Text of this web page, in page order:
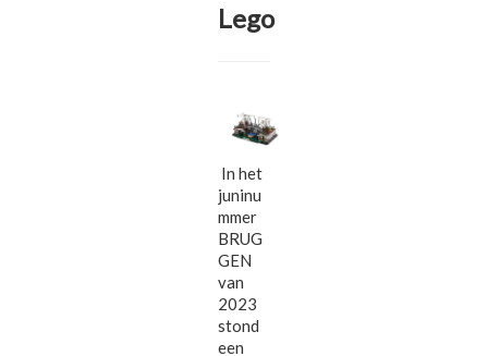
Lego
In het
juninu
mmer
BRUG
GEN
van
2023
stond
een